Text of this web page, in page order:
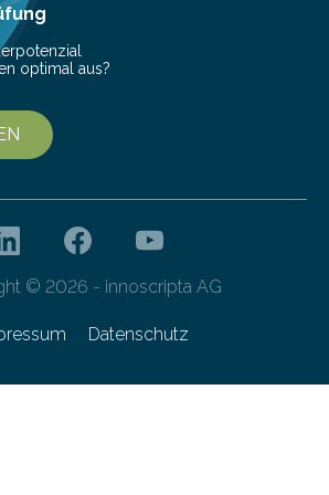
optimal aus?
© 2026 - innoscripta AG
Datenschutz